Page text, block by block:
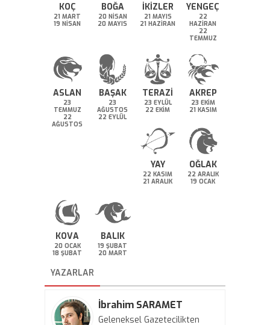
KOÇ
21 MART
19 NİSAN
BOĞA
20 NİSAN
20 MAYIS
İKİZLER
21 MAYIS
21 HAZİRAN
YENGEÇ
22
HAZİRAN
22
TEMMUZ
ASLAN
23
TEMMUZ
22
AĞUSTOS
BAŞAK
23
AĞUSTOS
22 EYLÜL
TERAZİ
23 EYLÜL
22 EKİM
AKREP
23 EKİM
21 KASIM
YAY
22 KASIM
21 ARALIK
OĞLAK
22 ARALIK
19 OCAK
KOVA
20 OCAK
18 ŞUBAT
BALIK
19 ŞUBAT
20 MART
YAZARLAR
İbrahim SARAMET
Geleneksel Gazetecilikten